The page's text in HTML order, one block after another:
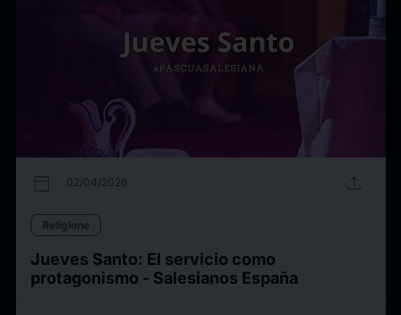
calendar_today 02/04/2026 upload
Religione
Jueves Santo: El servicio como
protagonismo - Salesianos España